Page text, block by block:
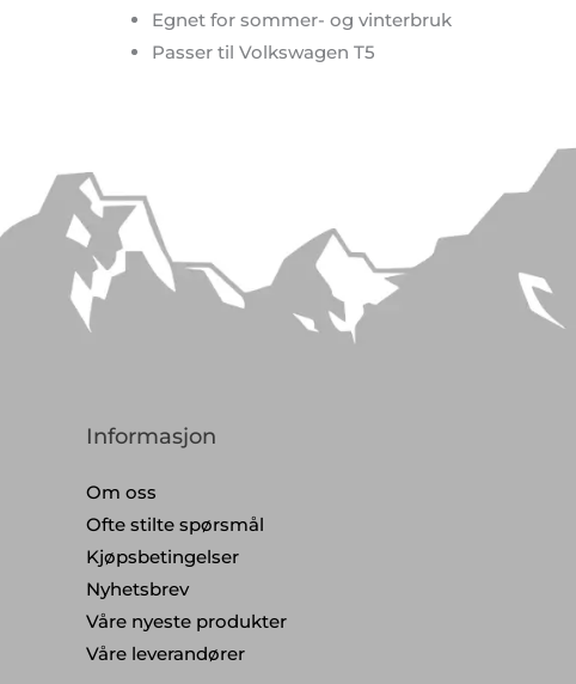
Egnet for sommer- og vinterbruk
Passer til Volkswagen T5
Informasjon
Om oss
Ofte stilte spørsmål
Kjøpsbetingelser
Nyhetsbrev
Våre nyeste produkter
Våre leverandører